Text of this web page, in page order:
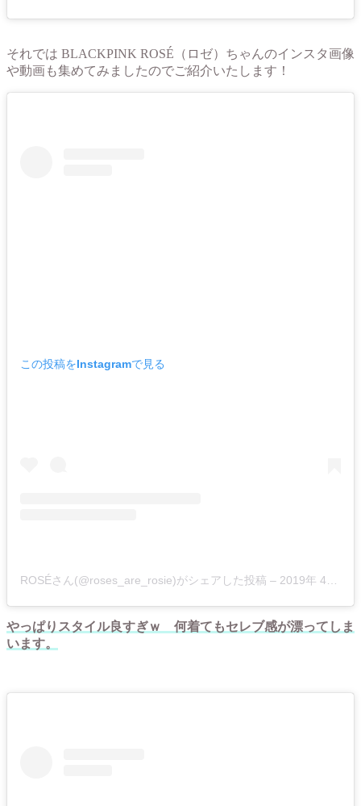
それでは BLACKPINK ROSÉ（ロゼ）ちゃんのインスタ画像
や動画も集めてみましたのでご紹介いたします！
この投稿をInstagramで見る
ROSÉさん(@roses_are_rosie)がシェアした投稿 – 2019年 4月月22日午後12時56分PDT
やっぱりスタイル良すぎｗ 何着てもセレブ感が漂ってしま
います。